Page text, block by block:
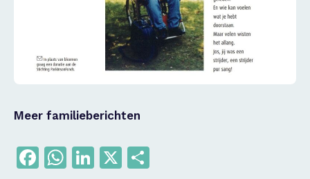
Meer familieberichten
Facebook
WhatsApp
LinkedIn
X